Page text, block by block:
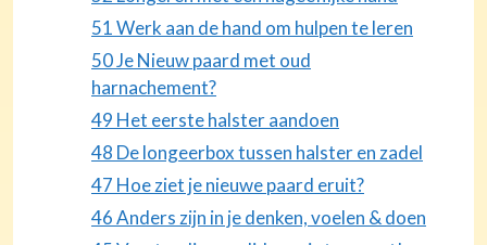
51 Werk aan de hand om hulpen te leren
50 Je Nieuw paard met oud
harnachement?
49 Het eerste halster aandoen
48 De longeerbox tussen halster en zadel
47 Hoe ziet je nieuwe paard eruit?
46 Anders zijn in je denken, voelen & doen